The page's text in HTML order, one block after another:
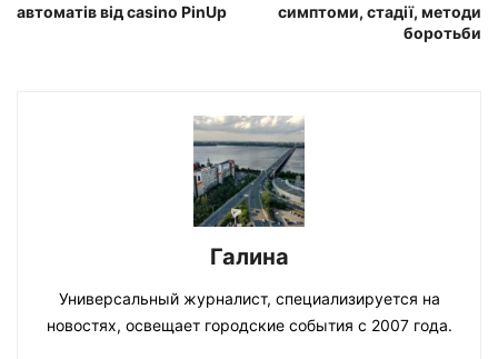
автоматів від casino PinUp
симптоми, стадії, методи
боротьби
Галина
Универсальный журналист, специализируется на
новостях, освещает городские события с 2007 года.